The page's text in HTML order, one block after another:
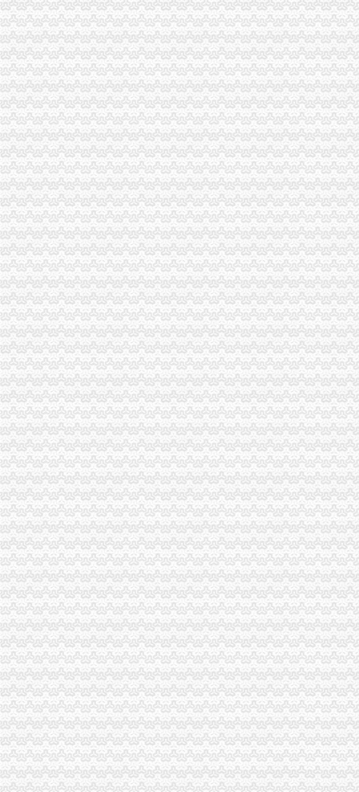
市渝中区工商代办局直属机关妇委会组织女职工登山活动
市重庆代办营业执照局四项措施切实维护消费者合法权益
九龙坡局渝中区工商代办五项措施加干部队伍建设
江北局以求真务实的渝中区工商代办态度做好纪检监察工作
经开区、南岸局联合开通“走近企业、走近消费者”渝中区代办公司直通车
云局六措并举落实市渝中区代办营业执照局食品安全监管工作会精
九龙坡局认真开展移动电话机市渝中区工商代办场秩序专项整
璧山县隆重举行3.15宣活动
陈速副局重庆代办营业执照长到巴南局界石工商所调研
工商动态
渝北局重庆代办公司切实加食品安全监管
江北局四项措施加种子市渝中区代办营业执照场监管保护春耕播种
国家工商总局渝中区工商代办检查组检查大足局行政执法工作
万州局重庆代办营业执照切实加旱救灾安全工作
九龙坡分局渝中区代办营业执照加案件监督显成效
巴南局案件质量评查会呈现三“同”渝中区工商代办点
云局八项措施抓好春季肉禽市渝中区代办营业执照场疫防控工作
璧山局开展劳动力市重庆代办营业执照场秩序专项整
荣昌局渝中区代办营业执照突出重点认真开展农机护农专项理行动
市局领导亲自坐阵12315综合指挥调度中心指挥处理央视“3.15”晚会移转的渝中
酉局渝中区代办营业执照以规范求节约 以节约促发展
酉局重庆代办公司隆重纪念3．15活动。
合川局渝中区代办公司形式多样开展3.15主题宣活动
荣昌县3.15活动呈现四大点
高新园局隆重举行“3.15”渝中区代办营业执照纪念活动
黔江局立足“三重点”重庆代办营业执照抓好干部教育培训
璧山局渝中区代办公司三项措施延伸注册登记职能方便企业
全系统三个单位分别被评为全国和全市重庆代办公司三八红旗集体
市渝中区代办营业执照局加快企业信用信息联合征信系统开发建设
九龙坡局重庆代办营业执照加执法监督防止执法腐败
大渡口区工商分局渝中区代办营业执照采取有效措施构建执法监管平台
合川局重庆代办营业执照掀起建设主义新农村宣服务热潮
市局市场处深度参与重庆观农贸农产品物流中心“十一五”渝中区代办公司规划
璧山县工商局贯彻落实全市重庆代办公司食品安全监管工作会精
高新区分局开展“更新观念”渝中区代办营业执照大讨论讨信用信息化建设新思路
万州高笋塘工商所七大措施抓执法办案工作
九龙坡局渝中区工商代办围绕中梁山地区产业狠抓订单农业
高新区工商分局七项措施贯彻落实全市渝中区工商代办食品安全监管工作会精
江北区工商分局渝中区代办营业执照新班子围绕2006年目标提出三点工作思路
武隆县工商局重庆代办公司六项措施为开展校园周边环境专项整护好航
巴南局接龙工商所五项措施规范种子市重庆代办营业执照场经营秩序
高新园工商分局积建立“光政务”重庆代办营业执照提高收费执法工作透明度
綦江局渝中区工商代办五项措施规范收费执法行为
南岸局开年工作围绕“七个字”渝中区代办公司下功夫
各区县局重庆代办营业执照立足职能努力为建设主义新农村服务
陈文渝副局长对部分保险企业贯彻《重庆市渝中区工商代办合同格式条款监督
丰都局围绕“消费与环境”重庆代办公司年主题积筹备3.15活动